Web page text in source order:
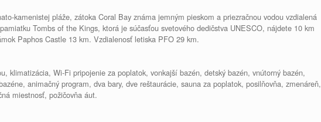
kamenistej pláže, zátoka Coral Bay známa jemným pieskom a priezračnou vodou vzdialená
Tombs of the Kings, ktorá je súčasťou svetového dedičstva UNESCO, nájdete 10 km
Paphos Castle 13 km. Vzdialenosť letiska PFO 29 km.
klimatizácia, Wi-Fi pripojenie za poplatok, vonkajší bazén, detský bazén, vnútorný bazén,
animačný program, dva bary, dve reštaurácie, sauna za poplatok, posilňovňa, zmenáreň,
miestnosť, požičovňa áut.